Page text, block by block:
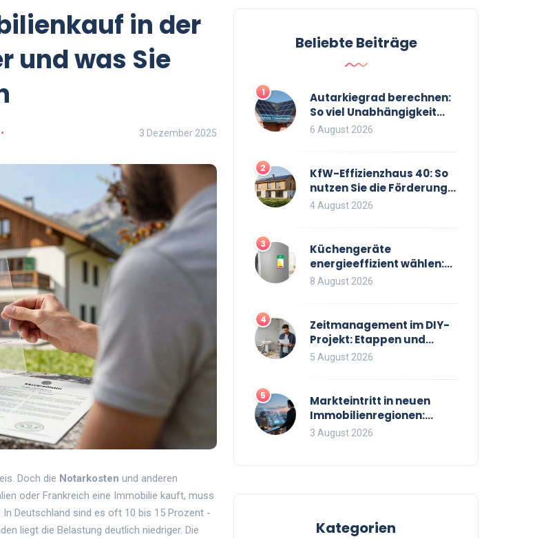
in der
und was Sie
3 Dezember 2025
Doch die Notarkosten und anderen
oder Frankreich eine Immobilie kauft, muss
Deutschland sind es oft 10 bis 15 Prozent -
liegt die Belastung deutlich niedriger. Die
Beliebte Beiträge
1
Autarkiegrad berechnen:
So viel Unabhängigkeit
bringt Ihre PV-Anlage mit
6 August 2026
2
KfW-Effizienzhaus 40: So
nutzen Sie die Förderung
optimal für Neubau und
4 August 2026
3
Küchengeräte
energieeffizient wählen:
Labels, Verbrauch und
8 August 2026
4
Zeitmanagement im DIY-
Projekt: Etappen und
Puffer richtig planen
5 August 2026
5
Markteintritt in neuen
Immobilienregionen:
Strategien, Risiken und
3 August 2026
Kategorien